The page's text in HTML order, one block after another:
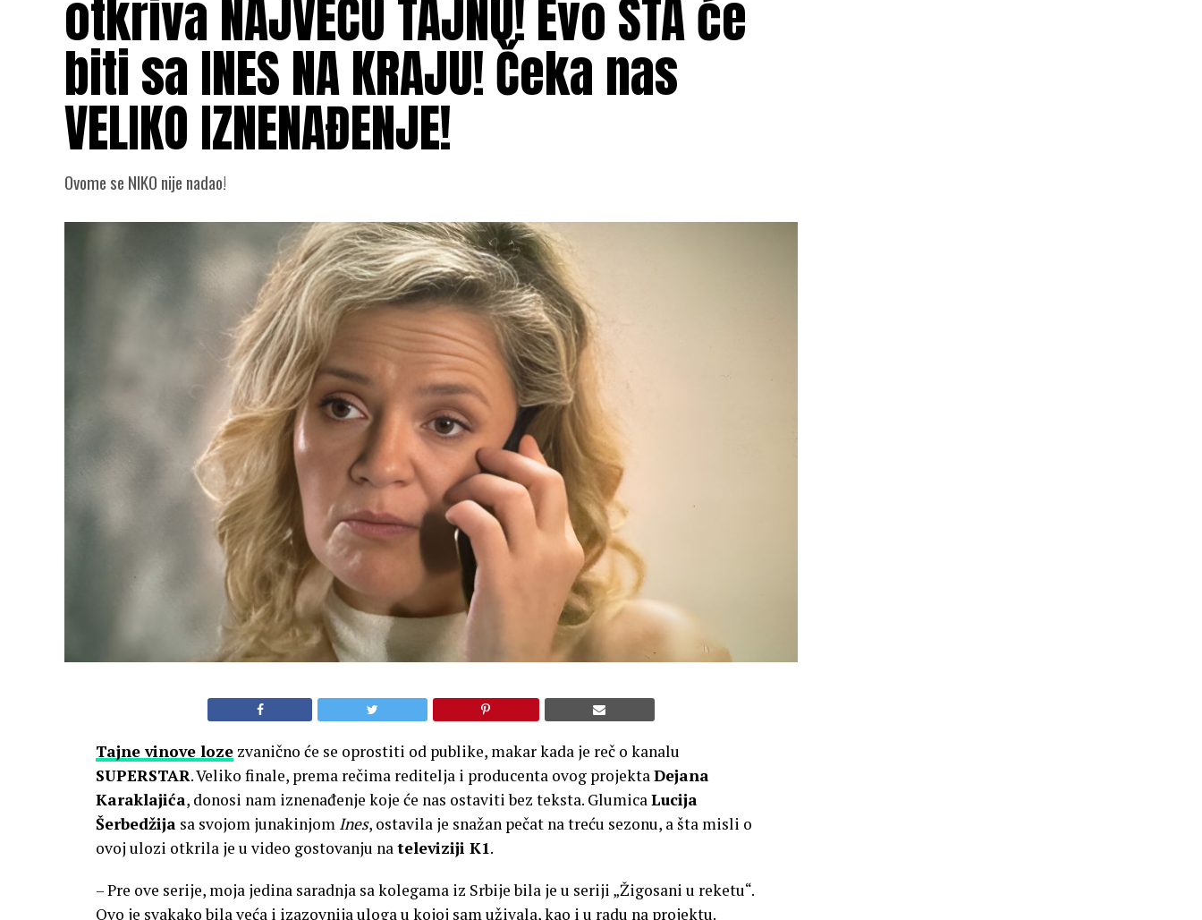
otkriva NAJVEĆU TAJNU! Evo ŠTA će
biti sa INES NA KRAJU! Čeka nas
VELIKO IZNENAĐENJE!
Ovome se NIKO nije nadao!
Tajne vinove loze zvanično će se oprostiti od publike, makar kada je reč o kanalu
SUPERSTAR. Veliko finale, prema rečima reditelja i producenta ovog projektaDejana
Karaklajića, donosi nam iznenađenje koje će nas ostaviti bez teksta. GlumicaLucija
Šerbedžija sa svojom junakinjom Ines, ostavila je snažan pečat na treću sezonu, a šta misli o
ovoj ulozi otkrila je u video gostovanju nateleviziji K1.
– Pre ove serije, moja jedina saradnja sa kolegama iz Srbije bila je u seriji „Žigosani u reketu“.
Ovo je svakako bila veća i izazovnija uloga u kojoj sam uživala, kao i u radu na projektu.